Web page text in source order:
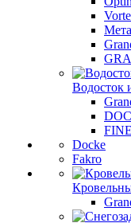
Водосток
Docke
Fakro